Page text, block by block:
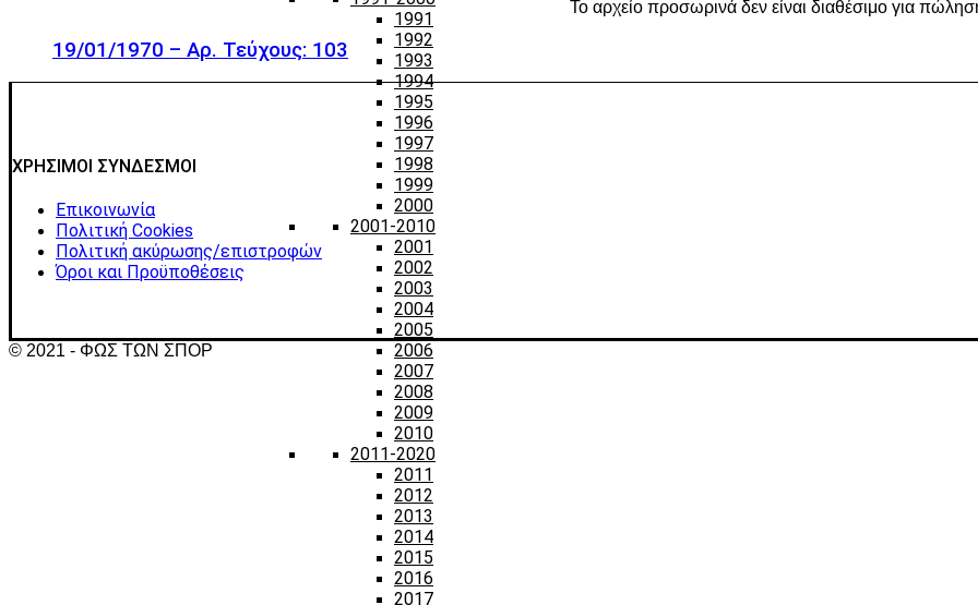
1991
1992
1993
1994
1995
1996
1997
1998
1999
2000
2001-2010
2001
2002
2003
2004
2005
2006
2007
2008
2009
2010
2011-2020
2011
2012
2013
2014
2015
2016
2017
Το αρχείο προσωρινά δεν είναι διαθέσιμο για
19/01/1970 – Αρ. Τεύχους: 103
ΧΡΗΣΙΜΟΙ ΣΥΝΔΕΣΜΟΙ
Επικοινωνία
Πολιτική Cookies
Πολιτική ακύρωσης/επιστροφών
Όροι και Προϋποθέσεις
© 2021 - ΦΩΣ ΤΩΝ ΣΠΟΡ